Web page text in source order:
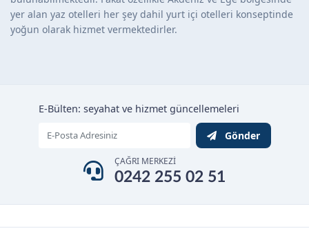
yer alan yaz otelleri her şey dahil yurt içi otelleri konseptinde
yoğun olarak hizmet vermektedirler.
E-Bülten: seyahat ve hizmet güncellemeleri
Gönder
ÇAĞRI MERKEZİ
0242 255 02 51